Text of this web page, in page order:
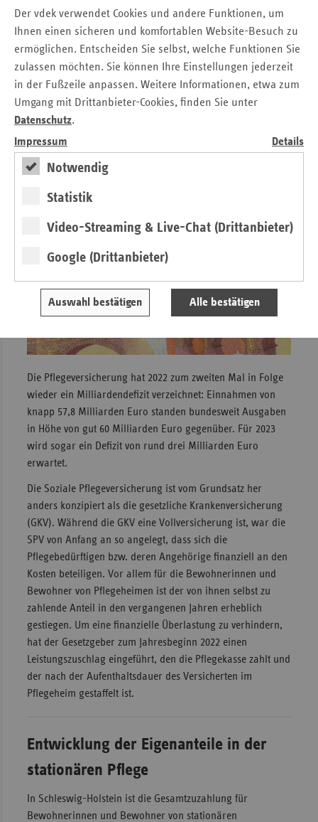
Der vdek verwendet Cookies und andere Funktionen, um
Ihnen einen sicheren und komfortablen Website-Besuch zu
ermöglichen. Entscheiden Sie selbst, welche Funktionen Sie
zulassen möchten. Sie können Ihre Einstellungen jederzeit
in der Fußzeile anpassen. Weitere Informationen, etwa zum
Umgang mit Drittanbieter-Cookies, finden Sie unter
Datenschutz.
Impressum
Details
Notwendig
Statistik
Video-Streaming & Live-Chat (Drittanbieter)
Google (Drittanbieter)
Auswahl bestätigen Alle bestätigen
eingeführt, die Qualitätsverbesserungen für die
Pflegebedürftigen und Entlastung für das Personal bringen
soll.
Den „größten Pflegedienst des Landes“ bilden nach wie vor
die Angehörigen, denn fast 70.000 Pflegebedürftige in
Schleswig-Holstein werden zu Hause ohne die
Unterstützung durch einen ambulanten Pflegedienst
versorgt.
Finanzierung der Pflegeversicherung
Die Pflegeversicherung hat 2022 zum zweiten Mal in Folge
wieder ein Milliardendefizit verzeichnet: Einnahmen von
knapp 57,8 Milliarden Euro standen bundesweit Ausgaben
in Höhe von gut 60 Milliarden Euro gegenüber. Für 2023
wird sogar ein Defizit von rund drei Milliarden Euro
erwartet.
Die Soziale Pflegeversicherung ist vom Grundsatz her
anders konzipiert als die gesetzliche Krankenversicherung
(GKV). Während die GKV eine Vollversicherung ist, war die
SPV von Anfang an so angelegt, dass sich die
Pflegebedürftigen bzw. deren Angehörige finanziell an den
Kosten beteiligen. Vor allem für die Bewohnerinnen und
Bewohner von Pflegeheimen ist der von ihnen selbst zu
zahlende Anteil in den vergangenen Jahren erheblich
gestiegen. Um eine finanzielle Überlastung zu verhindern,
hat der Gesetzgeber zum Jahresbeginn 2022 einen
Leistungszuschlag eingeführt, den die Pflegekasse zahlt und
der nach der Aufenthaltsdauer des Versicherten im
Pflegeheim gestaffelt ist.
Entwicklung der Eigenanteile in der
stationären Pflege
In Schleswig-Holstein ist die Gesamtzuzahlung für
Bewohnerinnen und Bewohner von stationären